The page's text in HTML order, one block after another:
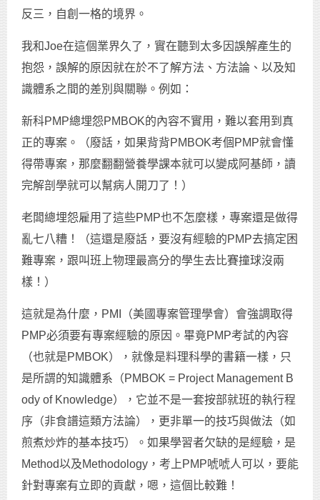
反三，自創一格的境界。
我和Joe在這個業界久了，實在聽到太多因誤解產生的
抱怨，誤解的原因就在於不了解方法、方法論、以及知
識體系之間的差別與關聯。例如：
新科PMP總埋怨PMBOK的內容不實用，難以套用到真
正的專案。（廢話，如果背背PMBOK考個PMP就會懂
得帶專案，那麼翻翻營養學課本就可以變成阿基師，讀
完解剖學就可以幫病人開刀了！）
老闆總埋怨雇用了這些PMP也不怎麼樣，專案還是做得
亂七八糟！（這還是廢話，要沒有經驗的PMP去搞定困
難專案，跟叫班上物理最高分的學生去比賽撞球沒兩
樣！）
這就是為什麼，PMI（美國專案管理學會）會強調取得
PMP必須要有專案經驗的原因。畢竟PMP考試的內容
（也就是PMBOK），就像是料理科學的書籍一樣，只
是所謂的知識體系（PMBOK = Project Management B
ody of Knowledge），它並不是一套按部就班的執行程
序（非食譜這類方法論），更非單一的技巧與做法（如
煎煮炒炸的基本技巧）。如果學習者欠缺的是經驗，是
Method以及Methodology，考上PMP唬唬人可以，要能
針對專案有立即的貢獻，嗯，這個比較難！